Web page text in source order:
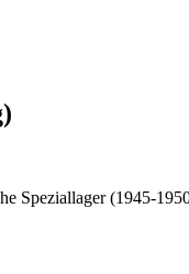
Speziallager (1945-